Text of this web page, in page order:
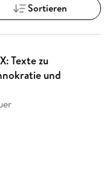
Sortieren
Texte zu
und